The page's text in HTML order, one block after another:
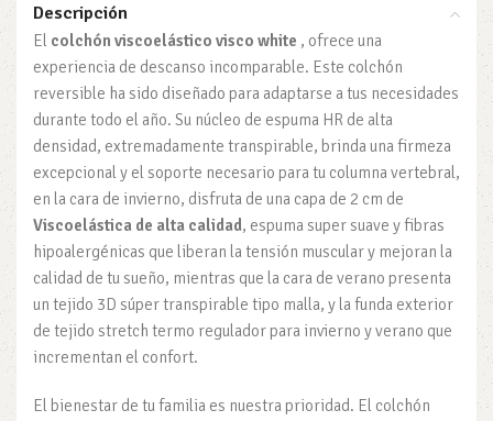
Descripción
El colchón viscoelástico visco white , ofrece una
experiencia de descanso incomparable. Este colchón
reversible ha sido diseñado para adaptarse a tus necesidades
durante todo el año. Su núcleo de espuma HR de alta
densidad, extremadamente transpirable, brinda una firmeza
excepcional y el soporte necesario para tu columna vertebral,
en la cara de invierno, disfruta de una capa de 2 cm de
Viscoelástica de alta calidad, espuma super suave y fibras
hipoalergénicas que liberan la tensión muscular y mejoran la
calidad de tu sueño, mientras que la cara de verano presenta
un tejido 3D súper transpirable tipo malla, y la funda exterior
de tejido stretch termo regulador para invierno y verano que
incrementan el confort.
El bienestar de tu familia es nuestra prioridad. El colchón